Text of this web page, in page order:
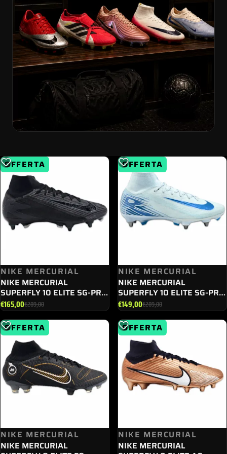
OFFERTA
NIKE MERCURIAL
NIKE MERCURIAL
SUPERFLY 10 ELITE SG-PRO
FQ8342 - 002
€289,00
Il
prezzo
originale
era:
€289,00.
€165,00Il
prezzo
attuale
€165,00.
OFFERTA
NIKE MERCURIAL
NIKE MERCURIAL
SUPERFLY 10 ELITE SG-PRO
FQ8342 - 400
€289,00
Il
prezzo
originale
era:
€289,00.
€149,00Il
prezzo
attuale
€149,00.
OFFERTA
NIKE MERCURIAL
NIKE MERCURIAL
OFFERTA
NIKE MERCURIAL
NIKE MERCURIAL